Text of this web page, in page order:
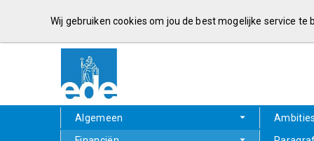
Algemeen
Wij gebruiken cookies om jou de best mogelijke service